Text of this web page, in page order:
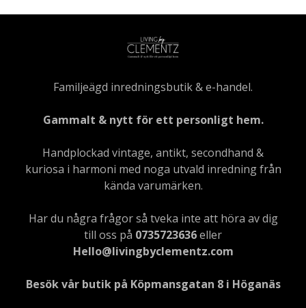
Familjeägd inredningsbutik & e-handel.
Gammalt & nytt för ett personligt hem.
Handplockad vintage, antikt, secondhand &
kuriosa i harmoni med noga utvald inredning från
kända varumärken.
Har du några frågor så tveka inte att höra av dig
till oss på 0735723636eller
Hello@livingbyclementz.com
Besök vår butik på Köpmansgatan 8 i Höganäs